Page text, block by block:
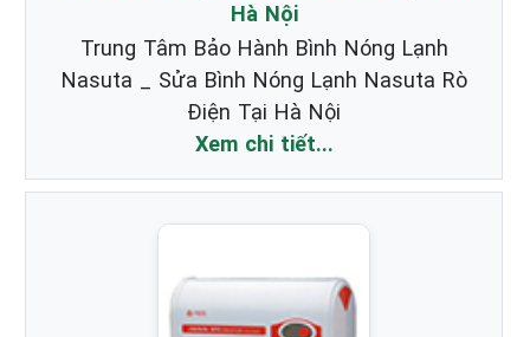
Hà Nội
Trung Tâm Bảo Hành Bình Nóng Lạnh
Nasuta _ Sửa Bình Nóng Lạnh Nasuta Rò
Điện Tại Hà Nội
Xem chi tiết...